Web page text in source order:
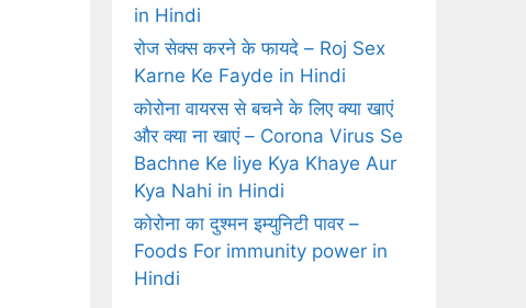
in Hindi
रोज सेक्‍स करने के फायदे – Roj Sex
Karne Ke Fayde in Hindi
कोरोना वायरस से बचने के लिए क्या खाएं
और क्या ना खाएं – Corona Virus Se
Bachne Ke liye Kya Khaye Aur
Kya Nahi in Hindi
कोरोना का दुश्मन इम्युनिटी पावर –
Foods For immunity power in
Hindi